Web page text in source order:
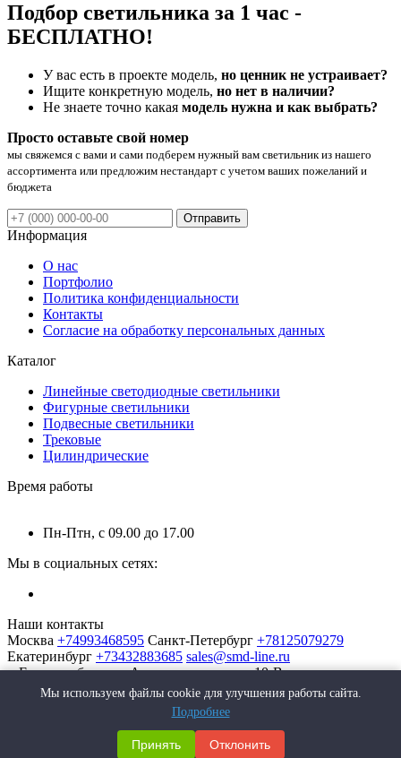
Подбор светильника за 1 час -
БЕСПЛАТНО!
У вас есть в проекте модель, но ценник не устраивает?
Ищите конкретную модель, но нет в наличии?
Не знаете точно какая модель нужна и как выбрать?
Просто оставьте свой номер
мы свяжемся с вами и сами подберем нужный вам светильник из нашего
ассортимента или предложим нестандарт с учетом ваших пожеланий и
бюджета
Отправить
Информация
О нас
Портфолио
Политика конфиденциальности
Контакты
Согласие на обработку персональных данных
Каталог
Линейные светодиодные светильники
Фигурные светильники
Подвесные светильники
Трековые
Цилиндрические
Время работы
Пн-Птн, с 09.00 до 17.00
Мы в социальных сетях:
Наши контакты
Москва +74993468595 Санкт-Петербург +78125079279
Екатеринбург +73432883685 sales@smd-line.ru
г. Екатеринбург, ул. Автомагистральная 10-В
SMD-Line | Фабрика интерьерных светильников © 2026
Мы используем файлы cookie для улучшения работы сайта.
Подробнее
Принять Отклонить